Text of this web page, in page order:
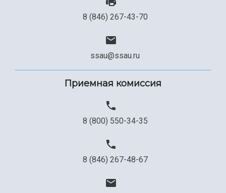
8 (846) 267-43-70
ssau@ssau.ru
Приемная комиссия
8 (800) 550-34-35
8 (846) 267-48-67